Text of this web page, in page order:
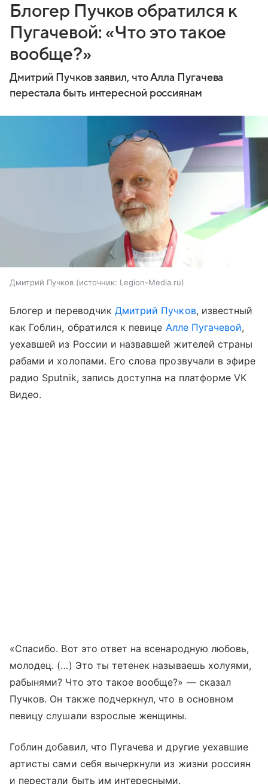
Блогер Пучков обратился к
Пугачевой: «Что это такое
вообще?»
Дмитрий Пучков заявил, что Алла Пугачева
перестала быть интересной россиянам
Дмитрий Пучков источник: Legion-Media.ru
Блогер и переводчик Дмитрий Пучков, известный
как Гоблин, обратился к певице Алле Пугачевой,
уехавшей из России и назвавшей жителей страны
рабами и холопами. Его слова прозвучали в эфире
радио Sputnik, запись доступна на платформе VK
Видео.
«Спасибо. Вот это ответ на всенародную любовь,
молодец. (…) Это ты тетенек называешь холуями,
рабынями? Что это такое вообще?» — сказал
Пучков. Он также подчеркнул, что в основном
певицу слушали взрослые женщины.
Гоблин добавил, что Пугачева и другие уехавшие
артисты сами себя вычеркнули из жизни россиян
и перестали быть им интересными.